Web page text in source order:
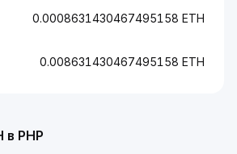
в PHP
0.0008631430467495158 ETH
0.008631430467495158 ETH